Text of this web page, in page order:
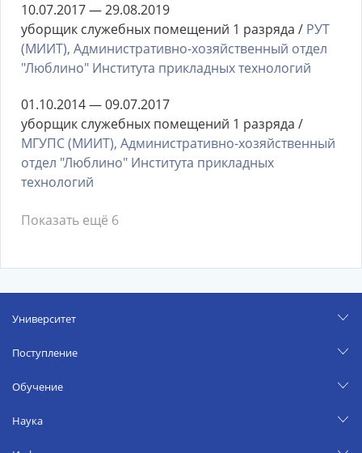
10.07.2017 — 29.08.2019
уборщик служебных помещений 1 разряда / РУТ
(МИИТ), Административно-хозяйственный отдел
"Люблино" Института прикладных технологий
01.10.2014 — 09.07.2017
уборщик служебных помещений 1 разряда /
МГУПС (МИИТ), Административно-хозяйственный
отдел "Люблино" Института прикладных
технологий
Показать ещё 6
Университет
Поступление
Обучение
Наука